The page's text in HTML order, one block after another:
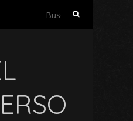
Buscar: